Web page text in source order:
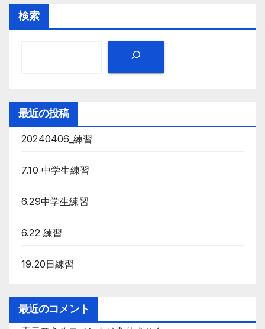
検索
最近の投稿
20240406_練習
7.10 中学生練習
6.29中学生練習
6.22 練習
19.20日練習
最近のコメント